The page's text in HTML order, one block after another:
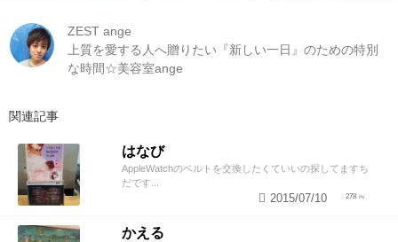
ZEST ange
上質を愛する人へ贈りたい『新しい一日』のための特別
な時間☆美容室ange
関連記事
はなび
AppleWatchのベルトを交換したくていいの探してますち
だです...
278
2015/07/10
かえる